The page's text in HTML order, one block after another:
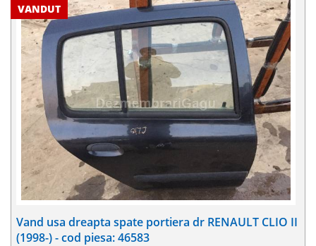
Vand usa dreapta spate portiera dr RENAULT CLIO II
(1998-) - cod piesa: 46583